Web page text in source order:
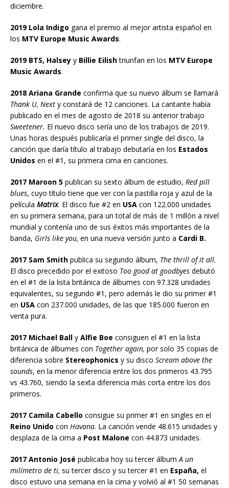
diciembre.
2019 Lola Indigo gana el premio al mejor artista español en
los MTV Europe Music Awards.
2019 BTS, Halsey y Billie Eilishtriunfan en los MTV Europe
Music Awards.
2018 Ariana Grande confirma que su nuevo álbum se llamará
Thank U, Next y constará de 12 canciones. La cantante había
publicado en el mes de agosto de 2018 su anterior trabajo
Sweetener. El nuevo disco sería uno de los trabajos de 2019.
Unas horas después publicaría el primer single del disco, la
canción que daría título al trabajo debutaría en los Estados
Unidos en el #1, su primera cima en canciones.
2017 Maroon 5 publican su sexto álbum de estudio, Red pill
blues, cuyo título tiene que ver con la pastilla roja y azul de la
película Matrix. El disco fue #2 en USA con 122.000 unidades
en su primera semana, para un total de más de 1 millón a nivel
mundial y contenía uno de sus éxitos más importantes de la
banda, Girls like you, en una nueva versión junto a Cardi B.
2017 Sam Smith publica su segundo álbum, The thrill of it all.
El disco precedido por el exitoso Too good at goodbyes debutó
en el #1 de la lista británica de álbumes con 97.328 unidades
equivalentes, su segundo #1, pero además le dio su primer #1
en USA con 237.000 unidades, de las que 185.000 fueron en
venta pura.
2017 Michael Ball y Alfie Boe consiguen el #1 en la lista
británica de álbumes con Together again, por solo 35 copias de
diferencia sobre Stereophonics y su disco Scream above the
sounds, en la menor diferencia entre los dos primeros 43.795
vs 43.760, siendo la sexta diferencia más corta entre los dos
primeros.
2017 Camila Cabello consigue su primer #1 en singles en el
Reino Unido con Havana. La canción vende 48.615 unidades y
desplaza de la cima a Post Malone con 44.873 unidades.
2017 Antonio José publicaba hoy su tercer álbum A un
milímetro de ti, su tercer disco y su tercer #1 en España, el
disco estuvo una semana en la cima y volvió al #1 50 semanas